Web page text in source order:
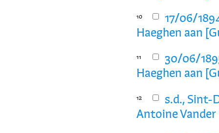
10
17/06/
Haeghen aan
11
30/06/
Haeghen aan
12
s.d., Sint-
Antoine Vander